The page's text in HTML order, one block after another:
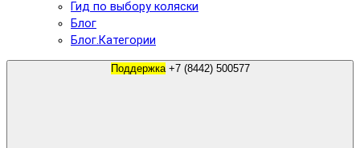
Гид по выбору коляски
Блог
Блог.Категории
Поддержка +7 (8442) 500577